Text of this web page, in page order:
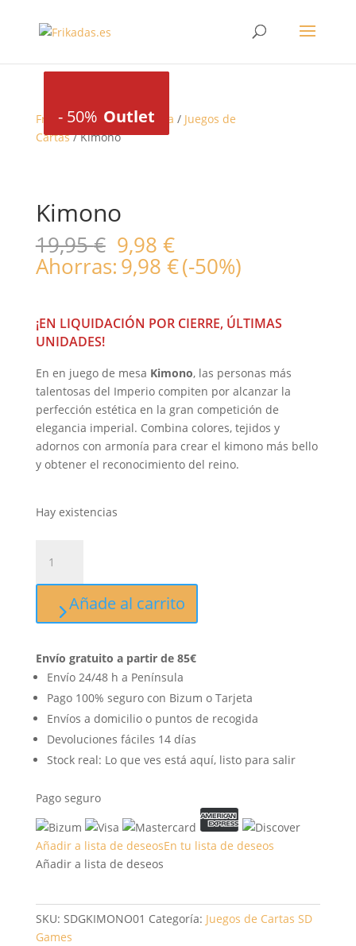
Frikadas/Juegos de mesa / Juegos de
Cartas/ Kimono
Kimono
19,95€ El
precio
original
19,95 €.
9,98 €El
precio
actual
9,98 €.
Ahorras:9,98 €(-50%)
¡EN LIQUIDACIÓN POR CIERRE, ÚLTIMAS
UNIDADES!
En en juego de mesa Kimono, las personas más
talentosas del Imperio compiten por alcanzar la
perfección estética en la gran competición de
elegancia imperial. Combina colores, tejidos y
adornos con armonía para crear el kimono más bello
y obtener el reconocimiento del reino.
Hay existencias
cantidad
Añade al carrito
Envío gratuito a partir de 85€
Envío 24/48 h a Península
Pago 100% seguro con Bizum o Tarjeta
Envíos a domicilio o puntos de recogida
Devoluciones fáciles 14 días
Stock real: Lo que ves está aquí, listo para salir
Pago seguro
Añadir a lista de deseosEn tu lista de deseos
Añadir a lista de deseos
SKU: SDGKIMONO01 Categoría: Juegos de Cartas SD
Games
-40% Outlet
-50% Outlet